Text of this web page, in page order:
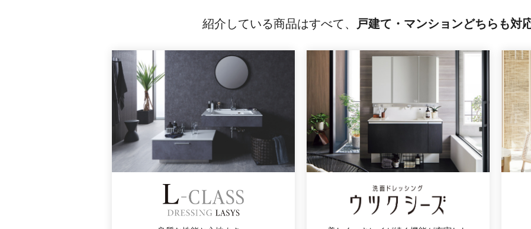
紹介している商品はすべて、 戸建て・マンションどちらも対